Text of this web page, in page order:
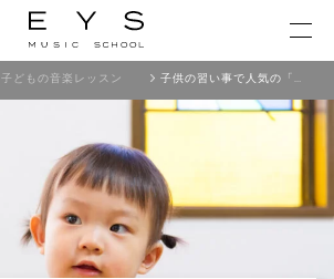
子どもの音楽レッスン 子供の習い事で人気の「リトミック」教育とは、本当は○○向けだった!?